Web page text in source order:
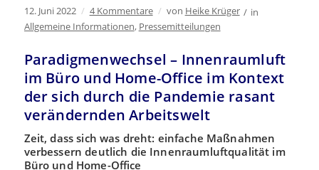
12. Juni 2022 / 4 Kommentare / von Heike Krüger / in
Allgemeine Informationen, Pressemitteilungen
Paradigmenwechsel – Innenraumluft
im Büro und Home-Office im Kontext
der sich durch die Pandemie rasant
verändernden Arbeitswelt
Zeit, dass sich was dreht: einfache Maßnahmen
verbessern deutlich die Innenraumluftqualität im
Büro und Home-Office